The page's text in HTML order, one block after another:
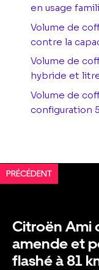
en usage
Volume de
contre la
Volume de
hybride et
Volume de
configuration
PRÉCÉDENT
Citroën Ami
amende et
flashé à 81